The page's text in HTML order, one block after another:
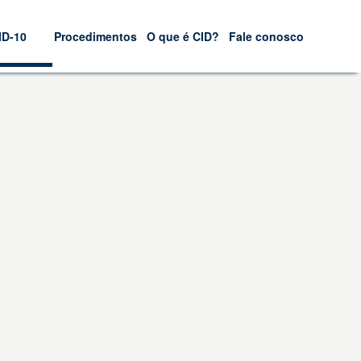
10 Procedimentos O que é CID? Fale conosco